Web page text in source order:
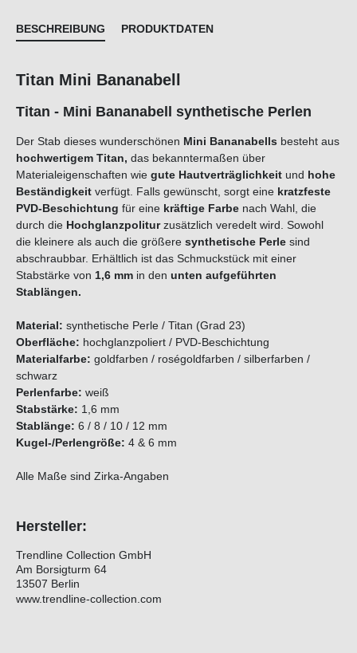
BESCHREIBUNG PRODUKTDATEN
Titan Mini Bananabell
Titan - Mini Bananabell synthetische Perlen
Der Stab dieses wunderschönen Mini Bananabells besteht aus
hochwertigem Titan, das bekanntermaßen über
Materialeigenschaften wie gute Hautverträglichkeit und hohe
Beständigkeit verfügt. Falls gewünscht, sorgt eine kratzfeste
PVD-Beschichtung für eine kräftige Farbe nach Wahl, die
durch die Hochglanzpoliturzusätzlich veredelt wird. Sowohl
die kleinere als auch die größere synthetische Perle sind
abschraubbar. Erhältlich ist das Schmuckstück mit einer
Stabstärke von 1,6 mm in den unten aufgeführten
Stablängen.
Material: synthetische Perle / Titan (Grad 23)
Oberfläche: hochglanzpoliert / PVD-Beschichtung
Materialfarbe: goldfarben / roségoldfarben / silberfarben /
schwarz
Perlenfarbe: weiß
Stabstärke: 1,6 mm
Stablänge: 6 / 8 / 10 / 12 mm
Kugel-/Perlengröße: 4 & 6 mm
Alle Maße sind Zirka-Angaben
Hersteller:
Trendline Collection GmbH
Am Borsigturm 64
13507 Berlin
www.trendline-collection.com